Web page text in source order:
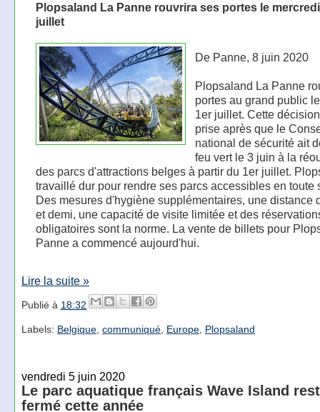
Plopsaland La Panne rouvrira ses portes le
juillet
De Panne, 8 juin 2020
Plopsaland La Panne
portes au grand public
1er juillet. Cette
prise après que le
national de sécurité ait
feu vert le 3 juin à la
des parcs d'attractions belges à partir du 1er juillet.
travaillé dur pour rendre ses parcs accessibles en toute
Des mesures d'hygiène supplémentaires, une distance
et demi, une capacité de visite limitée et des
obligatoires sont la norme. La vente de billets pour
Panne a commencé aujourd'hui.
Lire la suite »
Publié à 18:32
Labels: Belgique, communiqué, Europe, Plopsaland
vendredi 5 juin 2020
Le parc aquatique français Wave Island
fermé cette année